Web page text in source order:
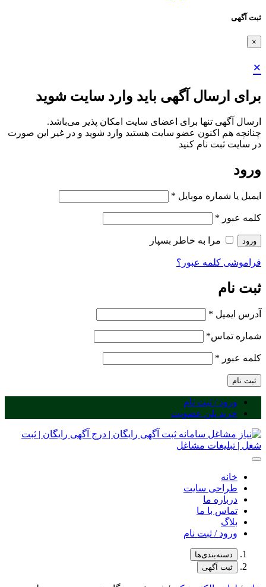
ثبت آگهی
×
×
برای ارسال آگهی باید وارد سایت شوید
ارسال آگهی تنها برای اعضای سایت امکان پذیر می‌باشد.
چنانچه هم‌ اکنون عضو سایت هستید وارد شوید و در غیر این صورت
در سایت ثبت نام کنید
ورود
ایمیل یا شماره موبایل *
کلمه عبور *
ورود مرا به خاطر بسپار
فراموشی کلمه عبور؟
ثبت نام
آدرس ایمیل *
شماره تماس*
کلمه عبور *
ثبت نام
ورود / ثبت نام
خرید پلن عضویت
خانه
طراحی سایت
درباره ما
تماس با ما
بلاگ
ورود / ثبت نام
دسته‌بندی‌ها
ثبت آگهی